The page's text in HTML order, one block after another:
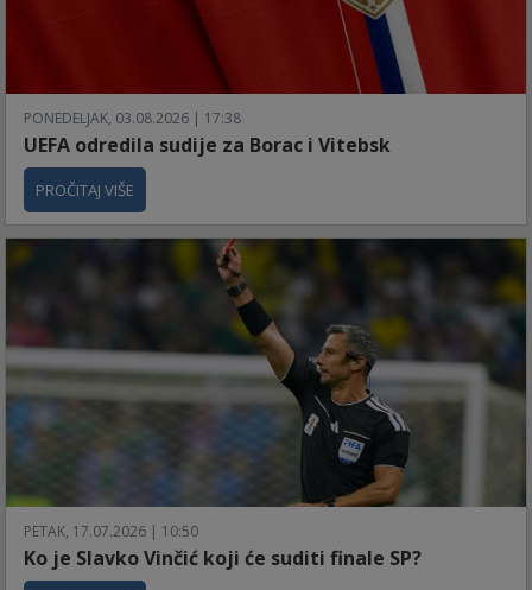
PONEDELJAK, 03.08.2026 | 17:38
UEFA odredila sudije za Borac i Vitebsk
PROČITAJ VIŠE
PETAK, 17.07.2026 | 10:50
Ko je Slavko Vinčić koji će suditi finale SP?